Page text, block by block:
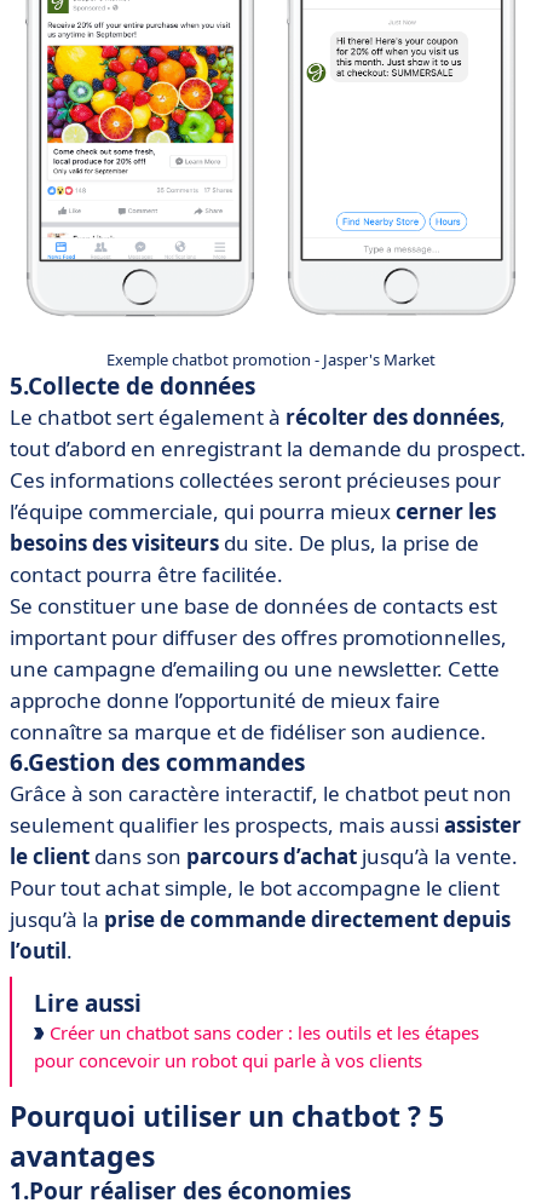
Exemple chatbot promotion - Jasper's Market
5.Collecte de données
Le chatbot sert également à récolter des données,
tout d’abord en enregistrant la demande du prospect.
Ces informations collectées seront précieuses pour
l’équipe commerciale, qui pourra mieuxcerner les
besoins des visiteurs du site. De plus, la prise de
contact pourra être facilitée.
Se constituer une base de données de contacts est
important pour diffuser des offres promotionnelles,
une campagne d’emailing ou une newsletter. Cette
approche donne l’opportunité de mieux faire
connaître sa marque et de fidéliser son audience.
6.Gestion des commandes
Grâce à son caractère interactif, le chatbot peut non
seulement qualifier les prospects, mais aussi assister
le client dans son parcours d’achat jusqu’à la vente.
Pour tout achat simple, le bot accompagne le client
jusqu’à la prise de commande directement depuis
l’outil.
Lire aussi
Créer un chatbot sans coder : les outils et les étapes
pour concevoir un robot qui parle à vos clients
Pourquoi utiliser un chatbot ? 5
avantages
1.Pour réaliser des économies